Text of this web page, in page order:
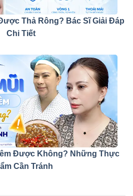
Thả Rông? Bác Sĩ Giải Đáp
Chi Tiết
Được Không? Những Thực
Cần Tránh